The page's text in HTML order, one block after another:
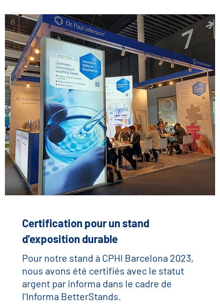
Certification pour un stand
d'exposition durable
Pour notre stand à CPHI Barcelona 2023,
nous avons été certifiés avec le statut
argent par informa dans le cadre de
l'Informa BetterStands.